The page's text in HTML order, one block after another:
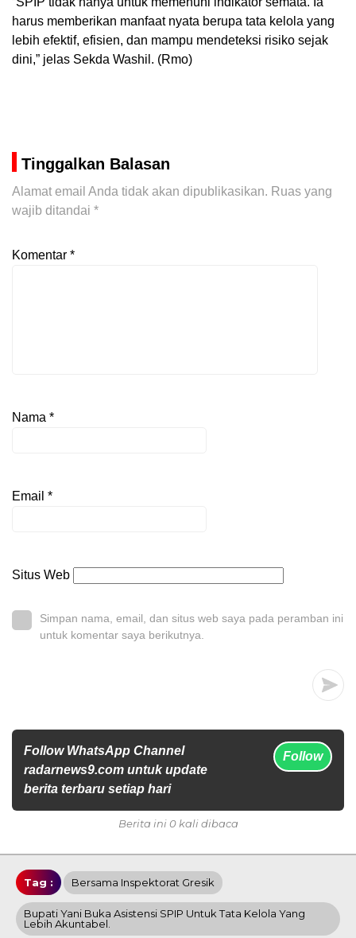
harus memberikan manfaat nyata berupa tata kelola yang
lebih efektif, efisien, dan mampu mendeteksi risiko sejak
dini,” jelas Sekda Washil. (Rmo)
Tinggalkan Balasan
Alamat email Anda tidak akan dipublikasikan. Ruas yang
wajib ditandai *
Komentar *
Nama *
Email *
Situs Web
Simpan nama, email, dan situs web saya pada peramban ini
untuk komentar saya berikutnya.
Follow WhatsApp Channel
radarnews9.com untuk update
berita terbaru setiap hari
Follow
Berita ini 0 kali dibaca
Tag : Bersama Inspektorat Gresik
Bupati Yani Buka Asistensi SPIP Untuk Tata Kelola Yang
Lebih Akuntabel.